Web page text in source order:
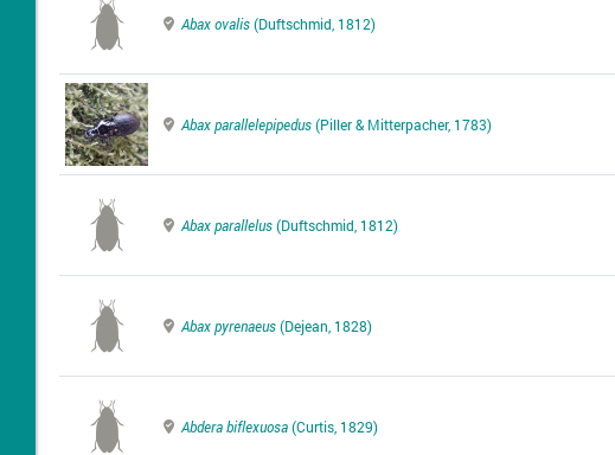
Abax ovalis(Duftschmid, 1812)
Abax parallelepipedus(Piller & Mitterpacher, 1783)
Abax parallelus(Duftschmid, 1812)
Abax pyrenaeus(Dejean, 1828)
Abdera biflexuosa(Curtis, 1829)